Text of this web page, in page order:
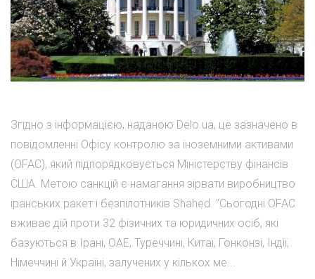
Згідно з інформацією, наданою Delo.ua, це зазначено в
повідомленні Офісу контролю за іноземними активами
(OFAC), який підпорядковується Міністерству фінансів
США. Метою санкцій є намагання зірвати виробництво
іранських ракет і безпілотників Shahed. "Сьогодні OFAC
вживає дій проти 32 фізичних та юридичних осіб, які
базуються в Ірані, ОАЕ, Туреччині, Китаї, Гонконзі, Індії,
Німеччині й Україні, залучених у кількох ме...